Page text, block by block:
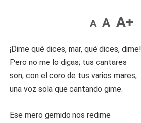
A A A+
¡Dime qué dices, mar, qué dices, dime!
Pero no me lo digas; tus cantares
son, con el coro de tus varios mares,
una voz sola que cantando gime.
Ese mero gemido nos redime